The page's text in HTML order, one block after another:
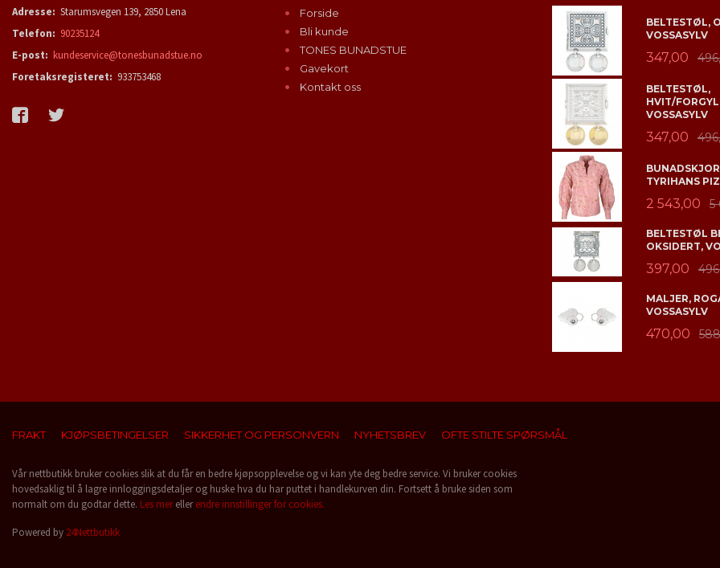
Adresse: Starumsvegen 139, 2850 Lena
Telefon: 90235124
E-post: kundeservice@tonesbunadstue.no
Foretaksregisteret: 933753468
Forside
Bli kunde
TONES BUNADSTUE
Gavekort
Kontakt oss
BELTESTØL,
VOSSASYLV
347,00
BELTESTØL,
HVIT/
VOSSASYLV
347,00
TYRIHANS
2 543,00 5
BELTESTØL
OKSIDERT,
397,00
MALJER,
VOSSASYLV
470,00
FRAKT KJØPSBETINGELSER SIKKERHET OG PERSONVERN NYHETSBREV OFTE STILTE SPØRSMÅL
Vår nettbutikk bruker cookies slik at du får en bedre kjøpsopplevelse og vi kan yte deg bedre service. Vi bruker cookies
hovedsaklig til å lagre innloggingsdetaljer og huske hva du har puttet i handlekurven din. Fortsett å bruke siden som
normalt om du godtar dette. Les merellerendre innstillinger for cookies.
Powered by 24Nettbutikk